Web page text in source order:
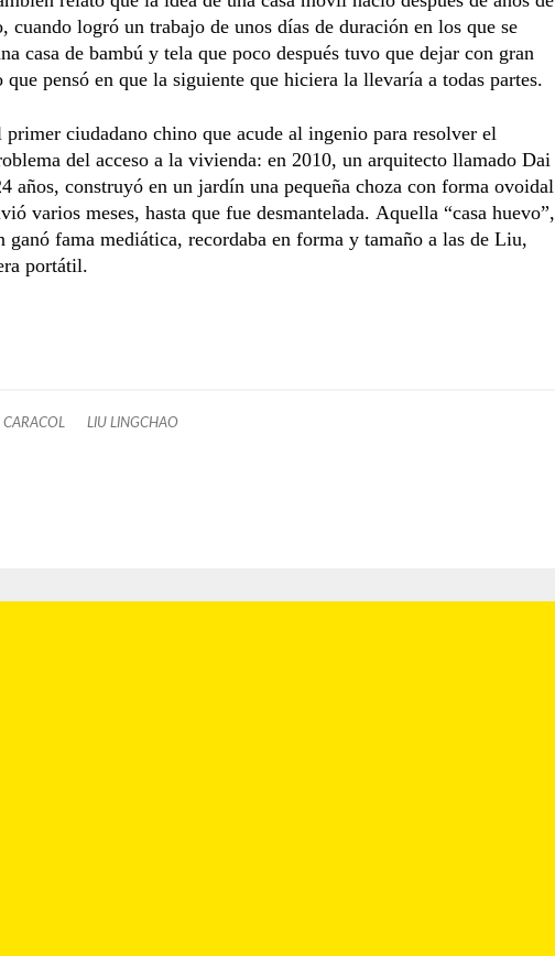
cuando logró un trabajo de unos días de duración en los que se
casa de bambú y tela que poco después tuvo que dejar con gran
que pensó en que la siguiente que hiciera la llevaría a todas partes.
ciudadano chino que acude al ingenio para resolver el
del acceso a la vivienda: en 2010, un arquitecto llamado Dai
años, construyó en un jardín una pequeña choza con forma ovoidal
varios meses, hasta que fue desmantelada. Aquella “casa huevo”,
ganó fama mediática, recordaba en forma y tamaño a las de Liu,
portátil.
CARACOL LIU LINGCHAO